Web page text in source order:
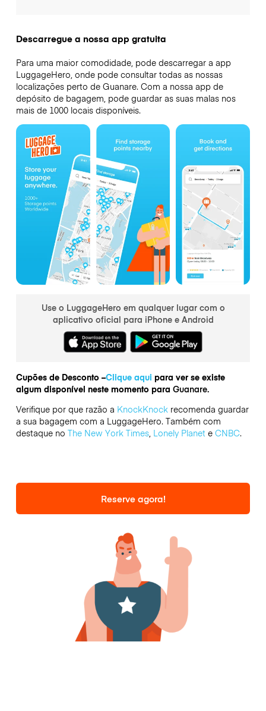
Descarregue a nossa app gratuita
Para uma maior comodidade, pode descarregar a app
LuggageHero, onde pode consultar todas as nossas
localizações perto de Guanare. Com a nossa app de
depósito de bagagem, pode guardar as suas malas nos
mais de 1000 locais disponíveis.
Use o LuggageHero em qualquer lugar com o
aplicativo oficial para iPhone e Android
Cupões de Desconto –Clique aqui para ver se existe
algum disponível neste momento para Guanare.
Verifique por que razão a KnockKnockrecomenda guardar
a sua bagagem com a LuggageHero. Também com
destaque no The New York Times, Lonely Planete CNBC.
Reserve agora!